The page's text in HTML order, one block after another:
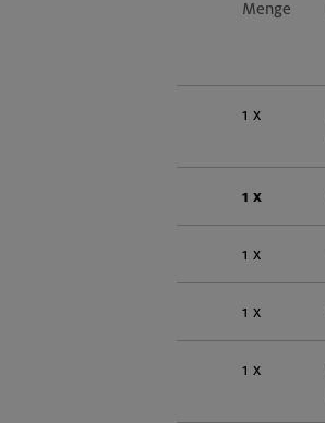
Menge
1 x
1 x
1 x
1 x
1 x